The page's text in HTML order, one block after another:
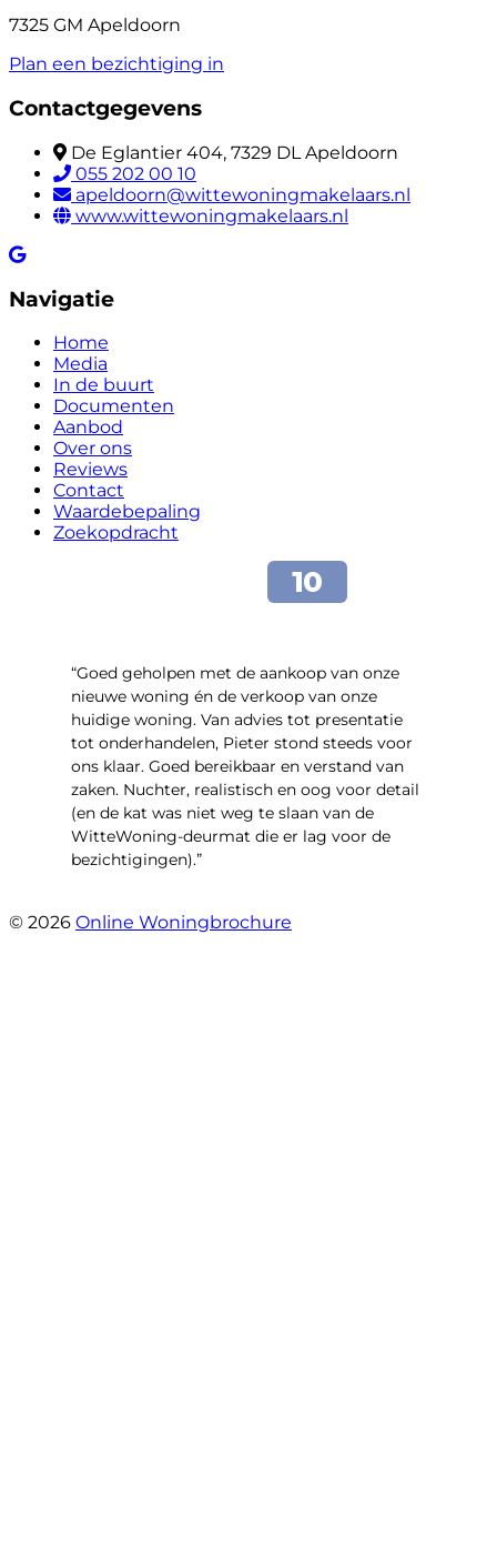
7325 GM Apeldoorn
Plan een bezichtiging in
Contactgegevens
De Eglantier 404, 7329 DL Apeldoorn
055 202 00 10
apeldoorn@wittewoningmakelaars.nl
www.wittewoningmakelaars.nl
Navigatie
Home
Media
In de buurt
Documenten
Aanbod
Over ons
Reviews
Contact
Waardebepaling
Zoekopdracht
“Goed geholpen met de aankoop van onze
nieuwe woning én de verkoop van onze
huidige woning. Van advies tot presentatie
tot onderhandelen, Pieter stond steeds voor
ons klaar. Goed bereikbaar en verstand van
zaken. Nuchter, realistisch en oog voor detail
(en de kat was niet weg te slaan van de
WitteWoning-deurmat die er lag voor de
bezichtigingen).”
© 2026 Online Woningbrochure